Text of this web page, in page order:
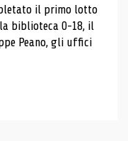
il primo lotto
biblioteca 0-18, il
Peano, gli uffici